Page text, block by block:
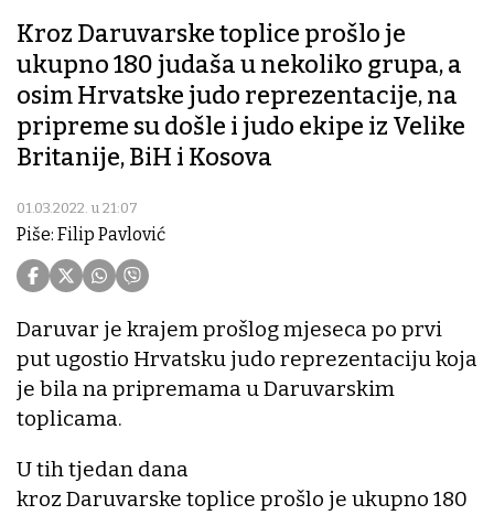
Kroz Daruvarske toplice prošlo je
ukupno 180 judaša u nekoliko grupa, a
osim Hrvatske judo reprezentacije, na
pripreme su došle i judo ekipe iz Velike
Britanije, BiH i Kosova
01.03.2022. u 21:07
Piše: Filip Pavlović
Daruvar je krajem prošlog mjeseca po prvi
put ugostio Hrvatsku judo reprezentaciju koja
je bila na pripremama u Daruvarskim
toplicama.
U tih tjedan dana
kroz Daruvarske toplice prošlo je ukupno 180